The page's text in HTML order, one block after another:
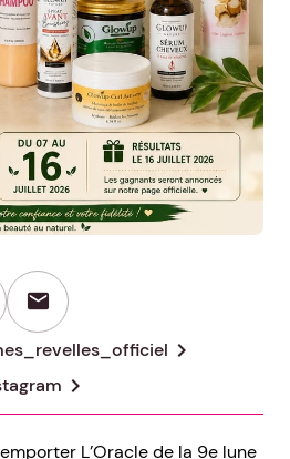
mail
chevron_right
chevron_right
L’Oracle de la 9e lune